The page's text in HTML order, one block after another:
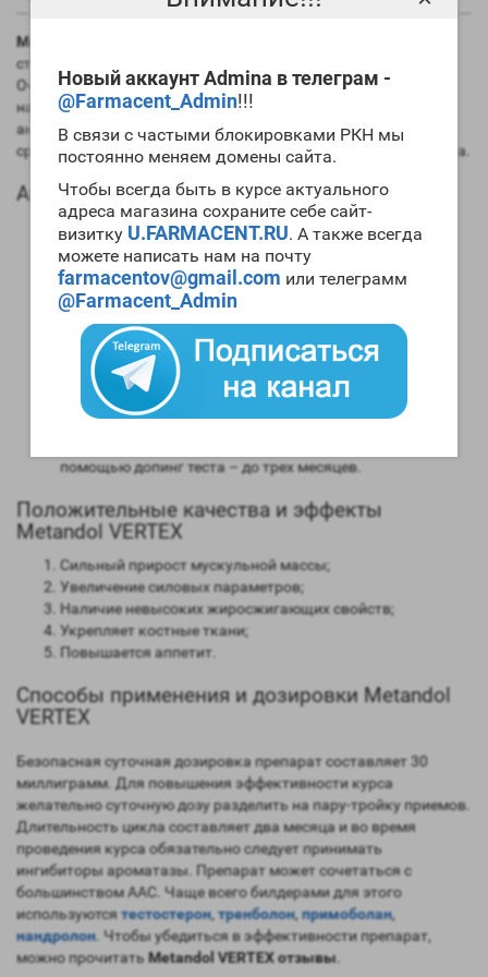
Новый аккаунт Admina в телеграм -
@Farmacent_Admin!!!
В связи с частыми блокировками РКН мы
постоянно меняем домены сайта.
Чтобы всегда быть в курсе актуального
адреса магазина сохраните себе сайт-
визитку U.FARMACENT.RU. А также всегда
можете написать нам на почту
farmacentov@gmail.com или телеграмм
@Farmacent_Admin
Metandol VERTEX
столетии и продолжает активно использоваться билдерами.
Очень частоMetandol VERTEX курс становится первым для
начинающих билдеров. В то же время используют этот
анаболик и опытные билдеры. Следует заметить, что в
сравнении с другими ААС, Metandol VERTEX цена минимальна.
Анаболический профиль Metandol VERTEX
Анаболические свойства – 200 процентов от мужского
гормона;
Андрогенные свойства – 50 процентов от мужского
гормона;
Способность конвертироваться в женские гормоны
(ароматизация) – есть (невысока);
Степень нагрузки на печень – средняя;
Форма выпуска – таблетированная, инъекционная;
Длительность воздействия на организм – от 6 до 8
часов;
помощью допинг теста – до трех месяцев.
Положительные качества и эффекты
Metandol VERTEX
Сильный прирост мускульной массы;
Увеличение силовых параметров;
Наличие невысоких жиросжигающих свойств;
Укрепляет костные ткани;
Повышается аппетит.
Способы применения и дозировки Metandol
VERTEX
Безопасная суточная дозировка препарат составляет 30
миллиграмм. Для повышения эффективности курса
желательно суточную дозу разделить на пару-тройку приемов.
Длительность цикла составляет два месяца и во время
проведения курса обязательно следует принимать
ингибиторы ароматазы. Препарат может сочетаться с
большинством ААС. Чаще всего билдерами для этого
используютсятестостерон, тренболон, примоболан,
нандролон. Чтобы убедиться в эффективности препарат,
можно прочитатьMetandol VERTEX отзывы